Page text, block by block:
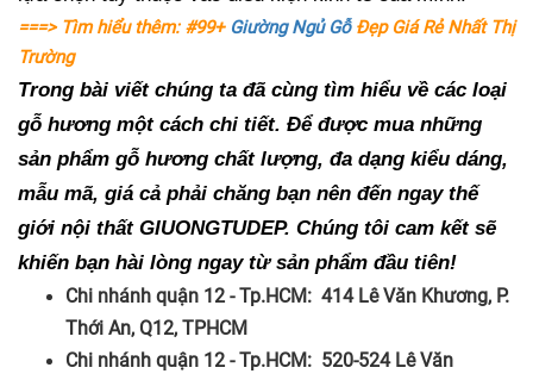
===> Tìm hiểu thêm: #99+ Giường Ngủ GỗĐẹp Giá Rẻ Nhất Thị
Trường
Trong bài viết chúng ta đã cùng tìm hiểu về các loại
gỗ hương một cách chi tiết. Để được mua những
sản phẩm gỗ hương chất lượng, đa dạng kiểu dáng,
mẫu mã, giá cả phải chăng bạn nên đến ngay thế
giới nội thất GIUONGTUDEP. Chúng tôi cam kết sẽ
khiến bạn hài lòng ngay từ sản phẩm đầu tiên!
Chi nhánh quận 12 - Tp.HCM: 414 Lê Văn Khương, P.
Thới An, Q12, TPHCM
Chi nhánh quận 12 - Tp.HCM: 520-524 Lê Văn